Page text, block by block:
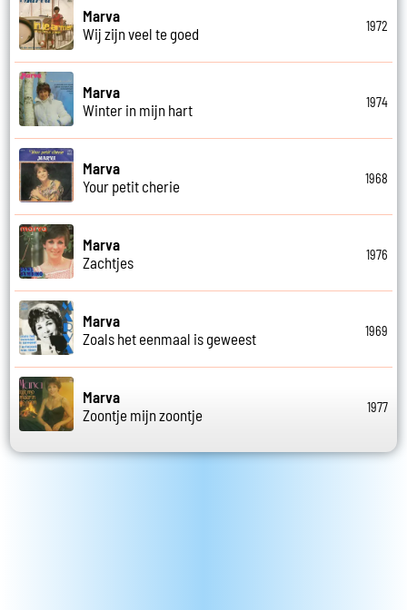
Marva
Wij zijn veel te goed
1972
Marva
Winter in mijn hart
1974
Marva
Your petit cherie
1968
Marva
Zachtjes
1976
Marva
Zoals het eenmaal is geweest
1969
Marva
Zoontje mijn zoontje
1977